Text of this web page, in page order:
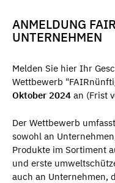
ANMELDUNG
UNTERNEHMEN
Melden Sie hier Ihr
Wettbewerb
Oktober 2024 an (Frist
Der Wettbewerb
sowohl an
Produkte im Sortiment
und erste
auch an Unternehmen,